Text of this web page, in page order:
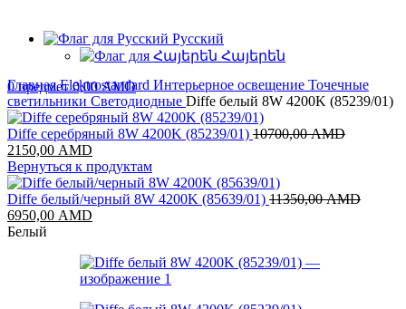
Русский
Հայերեն
0предмет 0,00AMD
ГлавнаяElektrostandard Интерьерное освещение Точечные
светильники Светодиодные Diffe белый 8W 4200K (85239/01)
Diffe серебряный 8W 4200K (85239/01) 10700,00AMD
Первоначальная
цена
составляла
10700,00 AMD.
2150,00 AMD
цена:
2150,00 AMD.
Вернуться к продуктам
Diffe белый/черный 8W 4200K (85639/01) 11350,00AMD
Первоначальная
цена
11350,00 AMD.
6950,00 AMD
Белый